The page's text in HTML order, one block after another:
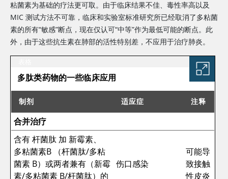
粘菌素为基础的疗法更可取。由于临床结果不佳、毒性率高以及
MIC 测试方法不可靠，临床和实验室标准研究所已经取消了多粘菌
素的所有“敏感”断点，现在仅认可“中等”作为最低可能的断点。此
外，由于这些抗生素在肺部的活性特别差，不应用于治疗肺炎。
多肽类药物的一些临床应用
多肽类药物的一些临床应用
制剂 适应症 注释
合并治疗
含有杆菌肽 加 新霉素、
多粘菌素B （杆菌肽/多粘
菌素 B）或两者兼有（新霉
素/多粘菌素 B/杆菌肽）的
伤口感染
可能导
致接触
性皮炎